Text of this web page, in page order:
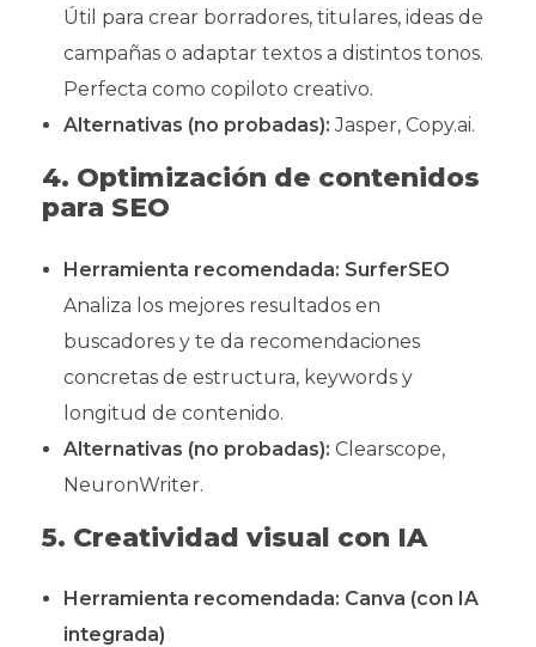
Útil para crear borradores, titulares, ideas de
campañas o adaptar textos a distintos tonos.
Perfecta como copiloto creativo.
Alternativas (no probadas): Jasper, Copy.ai.
4. Optimización de contenidos
para SEO
Herramienta recomendada: SurferSEO
Analiza los mejores resultados en
buscadores y te da recomendaciones
concretas de estructura, keywords y
longitud de contenido.
Alternativas (no probadas): Clearscope,
NeuronWriter.
5. Creatividad visual con IA
Herramienta recomendada: Canva (con IA
integrada)